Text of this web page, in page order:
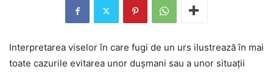
Interpretarea viselor în care fugi de un urs ilustrează în mai
toate cazurile evitarea unor dușmani sau a unor situații